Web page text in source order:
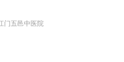
门五邑中医院